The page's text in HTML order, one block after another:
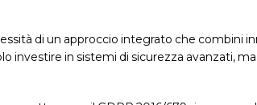
di un approccio integrato che combini
investire in sistemi di sicurezza avanzati,